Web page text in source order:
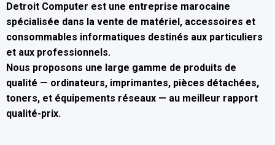
Detroit Computer est une entreprise marocaine
spécialisée dans la vente de matériel, accessoires et
consommables informatiques destinés aux particuliers
et aux professionnels.
Nous proposons une large gamme de produits de
qualité — ordinateurs, imprimantes, pièces détachées,
toners, et équipements réseaux — au meilleur rapport
qualité-prix.